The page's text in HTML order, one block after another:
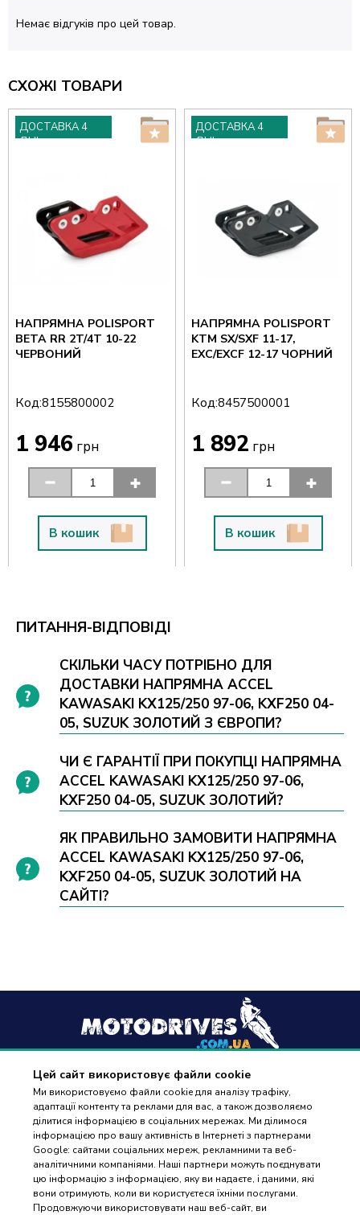
Цей сайт використовує файли cookie
Ми використовуємо файли cookie для аналізу трафіку,
адаптації контенту та реклами для вас, а також дозволяємо
ділитися інформацією в соціальних мережах. Ми ділимося
інформацією про вашу активність в Інтернеті з партнерами
Google: сайтами соціальних мереж, рекламними та веб-
аналітичними компаніями. Наші партнери можуть поєднувати
цю інформацію з інформацією, яку ви надаєте, і даними, які
вони отримують, коли ви користуєтеся їхніми послугами.
Продовжуючи використовувати наш веб-сайт, ви
Немає відгуків про цей товар.
СХОЖІ ТОВАРИ
ДОСТАВКА 4
ДНІ
НАПРЯМНА POLISPORT
BETA RR 2T/4T 10-22
ЧЕРВОНИЙ
Код:8155800002
1 946 грн
В кошик
ДОСТАВКА 4
ДНІ
НАПРЯМНА POLISPORT
KTM SX/SXF 11-17,
EXC/EXCF 12-17 ЧОРНИЙ
Код:8457500001
1 892 грн
В кошик
ПИТАННЯ-ВІДПОВІДІ
СКІЛЬКИ ЧАСУ ПОТРІБНО ДЛЯ
ДОСТАВКИ НАПРЯМНА ACCEL
KAWASAKI KX125/250 97-06, KXF250 04-
05, SUZUK ЗОЛОТИЙ З ЄВРОПИ?
ЧИ Є ГАРАНТІЇ ПРИ ПОКУПЦІ НАПРЯМНА
ACCEL KAWASAKI KX125/250 97-06,
KXF250 04-05, SUZUK ЗОЛОТИЙ?
ЯК ПРАВИЛЬНО ЗАМОВИТИ НАПРЯМНА
ACCEL KAWASAKI KX125/250 97-06,
KXF250 04-05, SUZUK ЗОЛОТИЙ НА
САЙТІ?
+38(096) 488 77 88
дзвінки приймаються в робочі дні з 9:00 до 18:00
Оплата та доставка
ПІДБІР